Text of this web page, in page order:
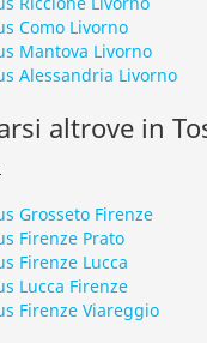
Como Livorno
Mantova Livorno
Alessandria Livorno
altrove in
Grosseto Firenze
Firenze Prato
Firenze Lucca
Lucca Firenze
Firenze Viareggio